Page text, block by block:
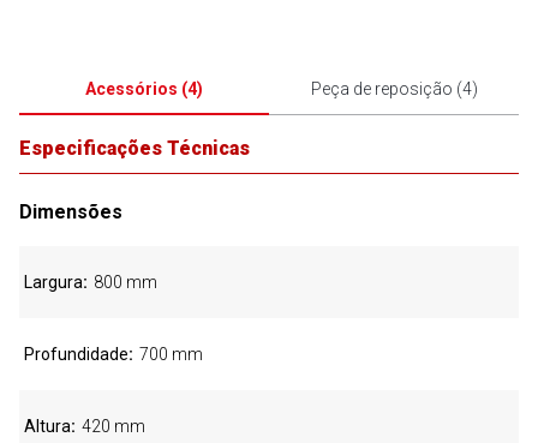
Acessórios (4) Peça de reposição (4)
Especificações Técnicas
Dimensões
Largura 800 mm
Profundidade 700 mm
Altura 420 mm